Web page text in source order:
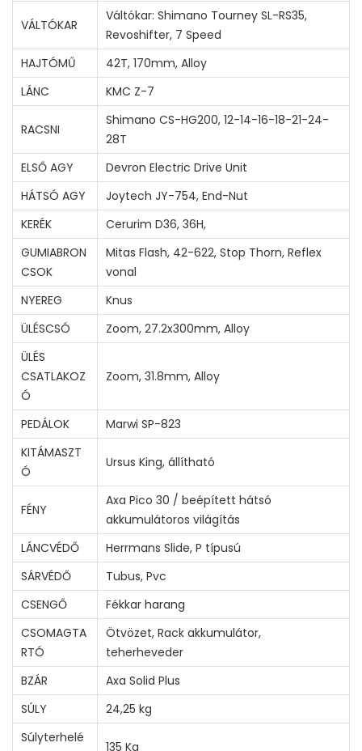
e
n
n
y
i
é
g
VÁLTÓKAR
Váltókar: Shimano Tourney SL-RS35,
Revoshifter, 7 Speed
HAJTÓMŰ
42T, 170mm, Alloy
LÁNC
KMC Z-7
RACSNI
Shimano CS-HG200, 12-14-16-18-21-24-
28T
ELSŐ AGY
Devron Electric Drive Unit
HÁTSÓ AGY
Joytech JY-754, End-Nut
KERÉK
Cerurim D36, 36H,
GUMIABRON
CSOK
Mitas Flash, 42-622, Stop Thorn, Reflex
vonal
NYEREG
Knus
ÜLÉSCSÓ
Zoom, 27.2x300mm, Alloy
ÜLÉS
CSATLAKOZ
Ó
Zoom, 31.8mm, Alloy
PEDÁLOK
Marwi SP-823
KITÁMASZT
Ó
Ursus King, állítható
FÉNY
Axa Pico 30 / beépített hátsó
akkumulátoros világítás
LÁNCVÉDŐ
Herrmans Slide, P típusú
SÁRVÉDŐ
Tubus, Pvc
CSENGŐ
Fékkar harang
CSOMAGTA
RTÓ
Ötvözet, Rack akkumulátor,
teherheveder
BZÁR
Axa Solid Plus
SÚLY
24,25 kg
Súlyterhelé
135 Kg